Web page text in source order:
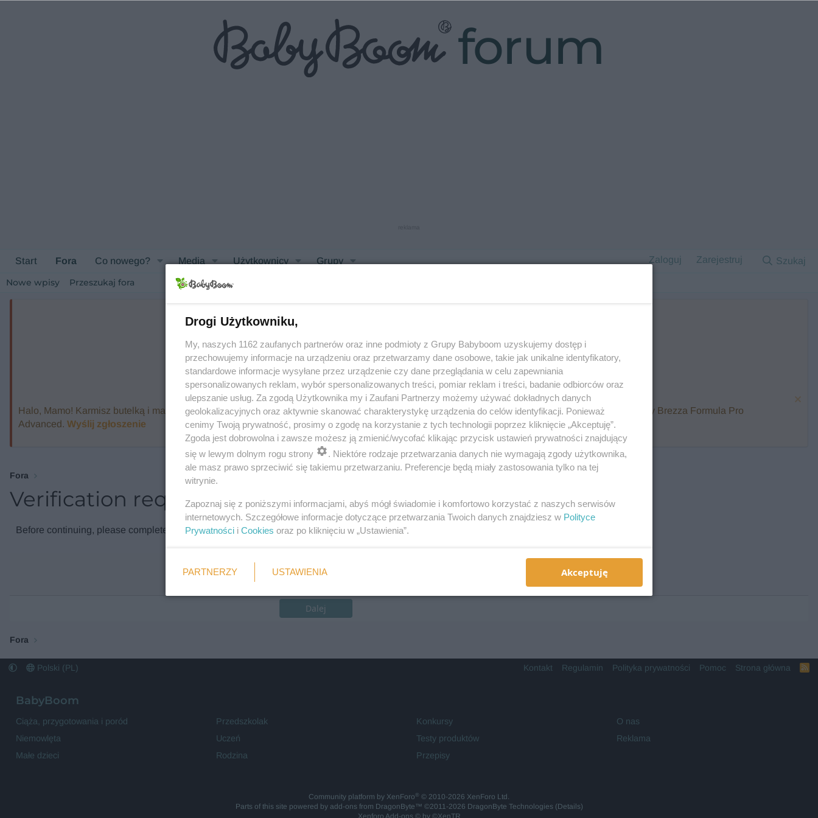
forum
Start Fora Co nowego? Media Użytkownicy Grupy Zaloguj Zarejestruj Szukaj
Nowe wpisy Przeszukaj fora
Halo, Mamo! Karmisz butelką i marzysz o ekspresie, który przygotuje mleko w kilka sekund? Opowiedz historię nocnego karmienia i zawalcz o Baby Brezza Formula Pro
Advanced. Wyślij zgłoszenie
reklama
Fora
Verification required
Before continuing, please complete the verification check.
Weryfikacja
Wymagane
Dalej
Fora
Polski (PL) Kontakt Regulamin Polityka prywatności Pomoc Strona główna
R
BabyBoom
Ciąża, przygotowania i poród
Niemowlęta
Małe dzieci
Przedszkolak
Uczeń
Rodzina
Konkursy
Testy produktów
Przepisy
O nas
Reklama
Community platform by XenForo® © 2010-2026 XenForo Ltd.
Parts of this site powered by add-ons from DragonByte™ ©2011-2026 DragonByte Technologies(Details)
Xenforo Add-ons© by ©XenTR
Drogi Użytkowniku,
My, naszych 1162 zaufanych partnerów oraz inne podmioty z Grupy Babyboom uzyskujemy dostęp i
przechowujemy informacje na urządzeniu oraz przetwarzamy dane osobowe, takie jak unikalne identyfikatory,
standardowe informacje wysyłane przez urządzenie czy dane przeglądania w celu zapewniania
spersonalizowanych reklam, wybór spersonalizowanych treści, pomiar reklam i treści, badanie odbiorców oraz
ulepszanie usług. Za zgodą Użytkownika my i Zaufani Partnerzy możemy używać dokładnych danych
geolokalizacyjnych oraz aktywnie skanować charakterystykę urządzenia do celów identyfikacji. Ponieważ
cenimy Twoją prywatność, prosimy o zgodę na korzystanie z tych technologii poprzez kliknięcie „Akceptuję”.
Zgoda jest dobrowolna i zawsze możesz ją zmienić/wycofać klikając przycisk ustawień prywatności znajdujący
się w lewym dolnym rogu strony
. Niektóre rodzaje przetwarzania danych nie wymagają zgody użytkownika,
ale masz prawo sprzeciwić się takiemu przetwarzaniu. Preferencje będą miały zastosowania tylko na tej
witrynie.
Zapoznaj się z poniższymi informacjami, abyś mógł świadomie i komfortowo korzystać z naszych serwisów
internetowych. Szczegółowe informacje dotyczące przetwarzania Twoich danych znajdziesz w Polityce
Prywatności i Cookies oraz po kliknięciu w „Ustawienia”.
PARTNERZY USTAWIENIA Akceptuję